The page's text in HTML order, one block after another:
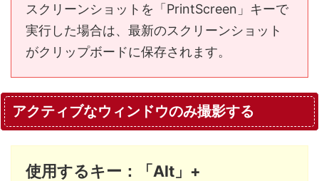
スクリーンショットを「PrintScreen」キーで
実行した場合は、最新のスクリーンショット
がクリップボードに保存されます。
アクティブなウィンドウのみ撮影する
使用するキー：「Alt」+